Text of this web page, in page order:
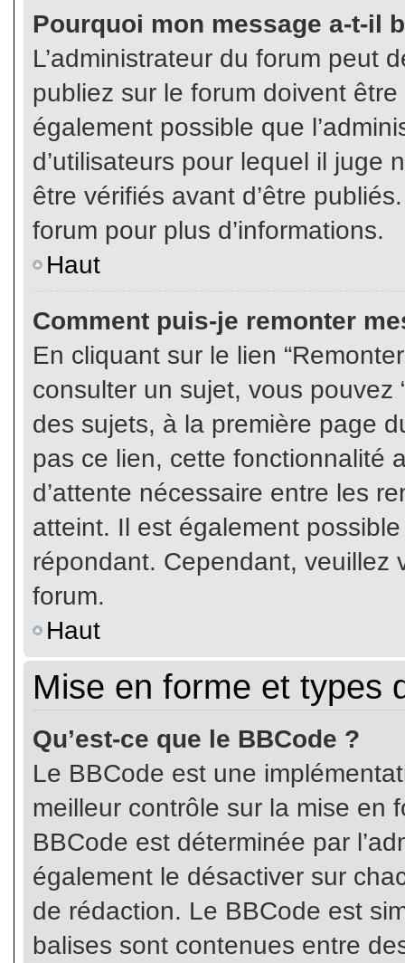
Pourquoi mon message a-t-il
L’administrateur du forum peut
publiez sur le forum doivent
également possible que
d’utilisateurs pour lequel il juge
être vérifiés avant d’être
forum pour plus d’informations.
Haut
Comment puis-je remonter
En cliquant sur le lien
consulter un sujet, vous pouvez
des sujets, à la première page
pas ce lien, cette fonctionnalité
d’attente nécessaire entre les
atteint. Il est également
répondant. Cependant, veuillez
forum.
Haut
Mise en forme et types
Qu’est-ce que le BBCode ?
Le BBCode est une
meilleur contrôle sur la mise en
BBCode est déterminée par
également le désactiver sur
de rédaction. Le BBCode est
balises sont contenues entre